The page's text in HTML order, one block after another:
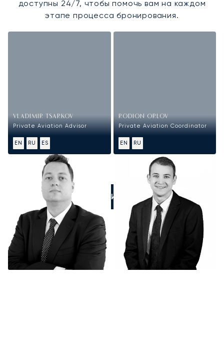
доступны 24/7, чтобы помочь вам на каждом
этапе процесса бронирования.
VLADIMIR TSARKOV
Private Aviation Advisor
EN RU ES
RODION ORLOV
Private Aviation Coordinator
EN RU
ПОЗВОНИТЕ НАМ